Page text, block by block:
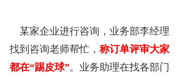
某家企业进行咨询，业务部李经理
找到咨询老师帮忙，称订单评审大家
都在“踢皮球”。业务助理在找各部门